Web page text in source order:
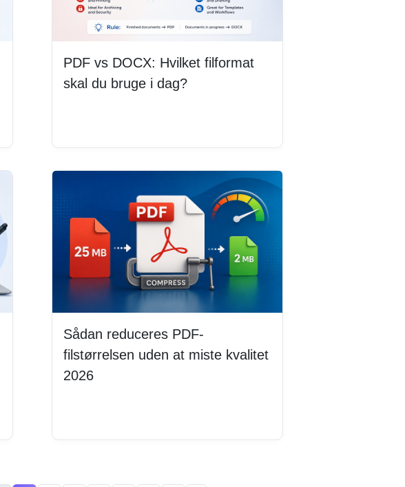
PDF vs DOCX: Hvilket filformat
skal du bruge i dag?
Sådan reduceres PDF-
filstørrelsen uden at miste kvalitet
2026